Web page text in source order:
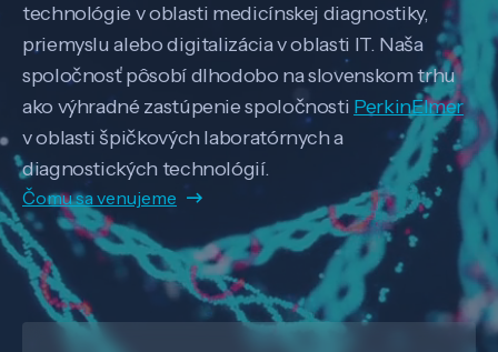
technológie v oblasti medicínskej diagnostiky,
priemyslu alebo digitalizácia v oblasti IT. Naša
spoločnosť pôsobí dlhodobo na slovenskom trhu
ako výhradné zastúpenie spoločnosti PerkinElmer
v oblasti špičkových laboratórnych a
diagnostických technológií.
Čomu sa venujeme